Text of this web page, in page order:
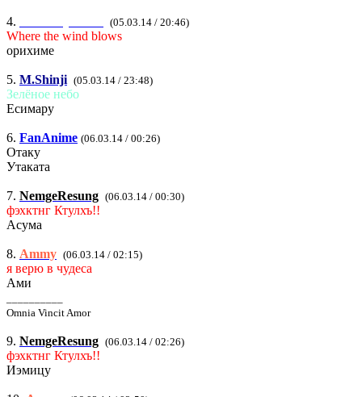
4. (05.03.14 / 20:46)
Where the wind blows
орихиме
5. M.Shinji (05.03.14 / 23:48)
Зелёное небо
Есимару
6. FanAnime (06.03.14 / 00:26)
Отаку
Утаката
7. NemgeResung (06.03.14 / 00:30)
фэхктнг Ктулхъ!!
Асума
8. Ammy (06.03.14 / 02:15)
я верю в чудеса
Ами
Omnia Vincit Amor
9. NemgeResung (06.03.14 / 02:26)
фэхктнг Ктулхъ!!
Иэмицу